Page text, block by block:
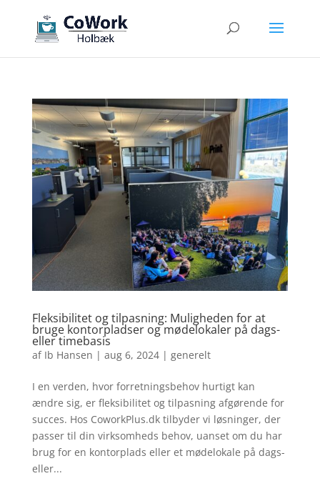
Fleksibilitet og tilpasning: Muligheden for at
bruge kontorpladser og mødelokaler på dags-
eller timebasis
af Ib Hansen | aug 6, 2024| generelt
I en verden, hvor forretningsbehov hurtigt kan
ændre sig, er fleksibilitet og tilpasning afgørende for
succes. Hos CoworkPlus.dk tilbyder vi løsninger, der
passer til din virksomheds behov, uanset om du har
brug for en kontorplads eller et mødelokale på dags-
eller...